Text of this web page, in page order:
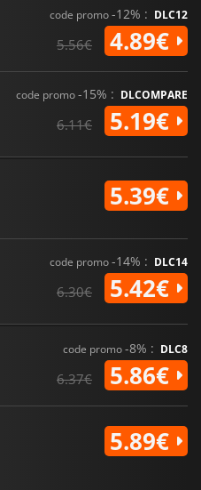
code promo-12% : DLC12
5.56€ 4.89€
code promo-15% : DLCOMPARE
6.11€ 5.19€
5.39€
code promo-14% : DLC14
6.30€ 5.42€
code promo-8% : DLC8
6.37€ 5.86€
5.89€